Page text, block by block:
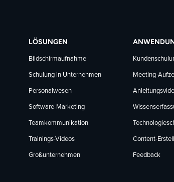
LÖSUNGEN
Bildschirmaufnahme
Schulung in Unternehmen
Personalwesen
Software-Marketing
Teamkommunikation
Trainings-Videos
Großunternehmen
Meeting-
Content-
Feedback